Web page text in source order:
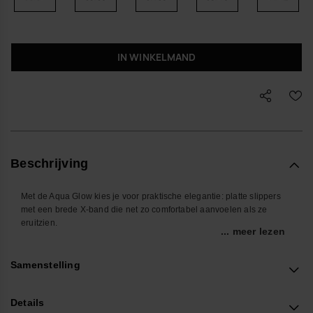
IN WINKELMAND
Beschrijving
Met de Aqua Glow kies je voor praktische elegantie: platte slippers
met een brede X-band die net zo comfortabel aanvoelen als ze
eruitzien.
loopt, van stad tot strand en alles daartussenin. Je schuift er
makkelijk in, ze blijven goed zitten en geven je voeten genoeg ruimte
... meer lezen
Samenstelling
Details